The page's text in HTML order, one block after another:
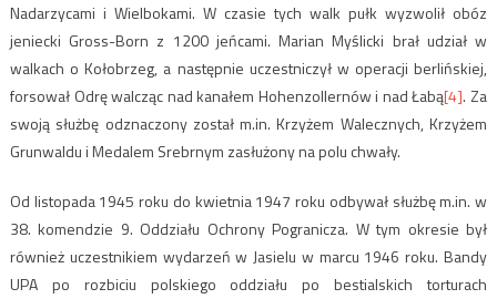
Nadarzycami i Wielbokami. W czasie tych walk pułk wyzwolił obóz
jeniecki Gross-Born z 1200 jeńcami. Marian Myślicki brał udział w
walkach o Kołobrzeg, a następnie uczestniczył w operacji berlińskiej,
forsował Odrę walcząc nad kanałem Hohenzollernów i nad Łabą[4]. Za
swoją służbę odznaczony został m.in. Krzyżem Walecznych, Krzyżem
Grunwaldu i Medalem Srebrnym zasłużony na polu chwały.
Od listopada 1945 roku do kwietnia 1947 roku odbywał służbę m.in. w
38. komendzie 9. Oddziału Ochrony Pogranicza. W tym okresie był
również uczestnikiem wydarzeń w Jasielu w marcu 1946 roku. Bandy
UPA po rozbiciu polskiego oddziału po bestialskich torturach